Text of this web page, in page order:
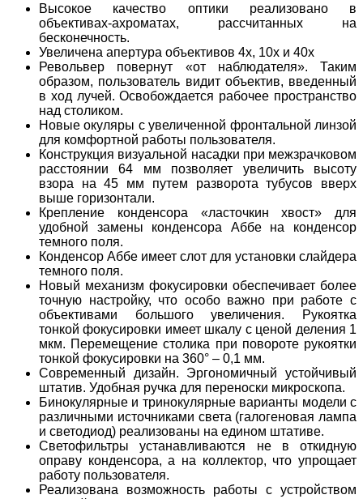
Высокое качество оптики реализовано в
объективах-ахроматах, рассчитанных на
бесконечность.
Увеличена апертура объективов 4х, 10х и 40х
Револьвер повернут «от наблюдателя». Таким
образом, пользователь видит объектив, введенный
в ход лучей. Освобождается рабочее пространство
над столиком.
Новые окуляры с увеличенной фронтальной линзой
для комфортной работы пользователя.
Конструкция визуальной насадки при межзрачковом
расстоянии 64 мм позволяет увеличить высоту
взора на 45 мм путем разворота тубусов вверх
выше горизонтали.
Крепление конденсора «ласточкин хвост» для
удобной замены конденсора Аббе на конденсор
темного поля.
Конденсор Аббе имеет слот для установки слайдера
темного поля.
Новый механизм фокусировки обеспечивает более
точную настройку, что особо важно при работе с
объективами большого увеличения. Рукоятка
тонкой фокусировки имеет шкалу с ценой деления 1
мкм. Перемещение столика при повороте рукоятки
тонкой фокусировки на 360° – 0,1 мм.
Современный дизайн. Эргономичный устойчивый
штатив. Удобная ручка для переноски микроскопа.
Бинокулярные и тринокулярные варианты модели с
различными источниками света (галогеновая лампа
и светодиод) реализованы на едином штативе.
Светофильтры устанавливаются не в откидную
оправу конденсора, а на коллектор, что упрощает
работу пользователя.
Реализована возможность работы с устройством